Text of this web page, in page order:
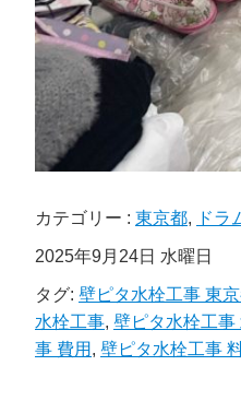
カテゴリー : 東京都, ドラ
2025年9月24日 水曜日
タグ: 壁ピタ水栓工事 東
水栓工事, 壁ピタ水栓工事
事 費用 , 壁ピタ水栓工事